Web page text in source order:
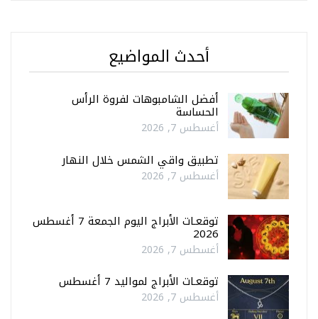
أحدث المواضيع
أفضل الشامبوهات لفروة الرأس
الحساسة
أغسطس 7, 2026
تطبيق واقي الشمس خلال النهار
أغسطس 7, 2026
توقعـات الأبراج اليوم الجمعة 7 أغسطس
2026
أغسطس 7, 2026
توقعـات الأبراج لمواليد 7 أغسطس
أغسطس 7, 2026